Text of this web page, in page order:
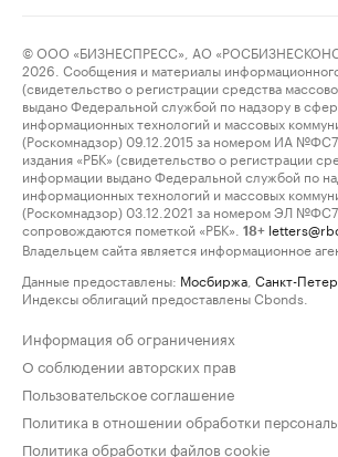
© ООО «БИЗНЕСПРЕСС», АО
2026. Сообщения и материалы информационного
(свидетельство о регистрации средства
выдано Федеральной службой по надзору в
информационных технологий и массовых
(Роскомнадзор) 09.12.2015 за номером ИА
издания «РБК» (свидетельство о регистрации
информации выдано Федеральной службой по
информационных технологий и массовых
(Роскомнадзор) 03.12.2021 за номером ЭЛ
сопровождаются пометкой «РБК».
18+
Владельцем сайта является информационное
Данные предоставлены: Мосбиржа Санкт-
Индексы облигаций предоставлены Cbonds.
Информация об ограничениях
О соблюдении авторских прав
Пользовательское соглашение
Политика в отношении обработки
Политика обработки файлов cookie